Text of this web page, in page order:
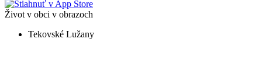
Život v obci v obrazoch
Tekovské Lužany